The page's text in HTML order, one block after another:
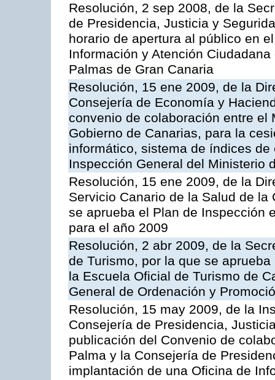
Resolución, 2 sep 2008, de la
de Presidencia, Justicia y
horario de apertura al público en
Información y Atención
Palmas de Gran Canaria
Resolución, 15 ene 2009, de la
Consejería de Economía y
convenio de colaboración entre
Gobierno de Canarias, para la
informático, sistema de índices
Inspección General del Ministerio
Resolución, 15 ene 2009, de la
Servicio Canario de la Salud de
se aprueba el Plan de Inspección
para el año 2009
Resolución, 2 abr 2009, de la
de Turismo, por la que se
la Escuela Oficial de Turismo de
General de Ordenación y
Resolución, 15 may 2009, de la
Consejería de Presidencia,
publicación del Convenio de
Palma y la Consejería de
implantación de una Oficina de